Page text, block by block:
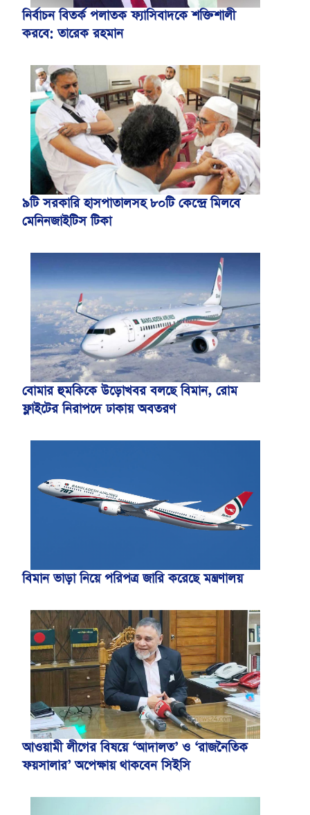
নির্বাচন বিতর্ক পলাতক ফ্যাসিবাদকে শক্তিশালী
করবে: তারেক রহমান
৯টি সরকারি হাসপাতালসহ ৮০টি কেন্দ্রে মিলবে
মেনিনজাইটিস টিকা
বোমার হুমকিকে উড়োখবর বলছে বিমান, রোম
ফ্লাইটের নিরাপদে ঢাকায় অবতরণ
বিমান ভাড়া নিয়ে পরিপত্র জারি করেছে মন্ত্রণালয়
আওয়ামী লীগের বিষয়ে ‘আদালত’ ও ‘রাজনৈতিক
ফয়সালার’ অপেক্ষায় থাকবেন সিইসি